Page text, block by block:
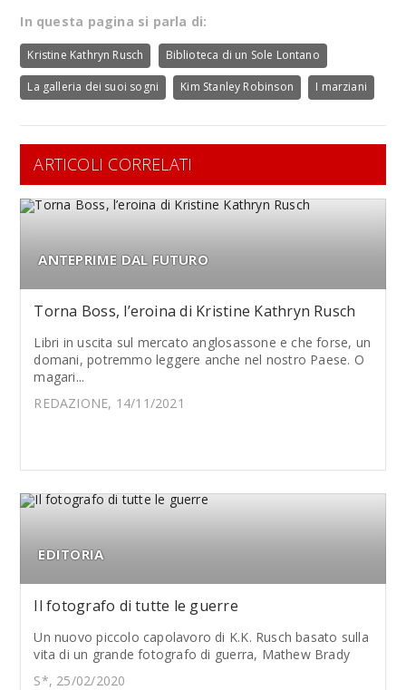
In questa pagina si parla di:
Kristine Kathryn Rusch Biblioteca di un Sole Lontano
La galleria dei suoi sogni Kim Stanley Robinson I marziani
ARTICOLI CORRELATI
ANTEPRIME DAL FUTURO
Torna Boss, l’eroina di Kristine Kathryn Rusch
Libri in uscita sul mercato anglosassone e che forse, un
domani, potremmo leggere anche nel nostro Paese. O
magari...
REDAZIONE, 14/11/2021
EDITORIA
Il fotografo di tutte le guerre
Un nuovo piccolo capolavoro di K.K. Rusch basato sulla
vita di un grande fotografo di guerra, Mathew Brady
S*, 25/02/2020